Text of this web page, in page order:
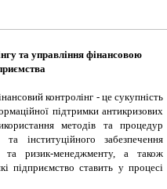
та управління фінансовою
контролінг - це сукупність
підтримки антикризових
методів та процедур
інституційного забезпечення
та ризик-менеджменту, а також
підприємство ставить у процесі